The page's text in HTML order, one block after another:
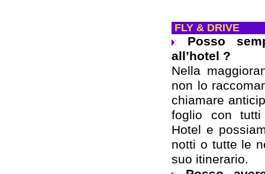
FLY & DRIVE
Posso
all’hotel ?
Nella
non lo
chiamare
foglio con
Hotel e
notti o tutte le
suo itinerario.